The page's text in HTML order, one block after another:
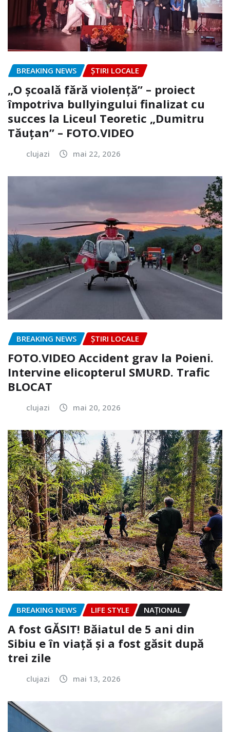
BREAKING NEWS ȘTIRI LOCALE
„O școală fără violență” – proiect
împotriva bullyingului finalizat cu
succes la Liceul Teoretic „Dumitru
Tăuțan” – FOTO.VIDEO
clujazi mai 22, 2026
BREAKING NEWS ȘTIRI LOCALE
FOTO.VIDEO Accident grav la Poieni.
Intervine elicopterul SMURD. Trafic
BLOCAT
clujazi mai 20, 2026
BREAKING NEWS LIFE STYLE NAŢIONAL
A fost GĂSIT! Băiatul de 5 ani din
Sibiu e în viață și a fost găsit după
trei zile
clujazi mai 13, 2026